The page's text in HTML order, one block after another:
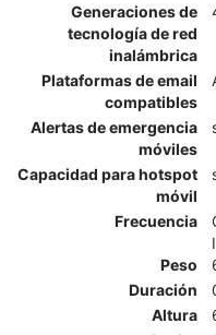
Generaciones de
tecnología de red
inalámbrica
Plataformas de email
compatibles
Alertas de emergencia
móviles
Capacidad para hotspot
móvil
Frecuencia
Peso
Duración
Altura